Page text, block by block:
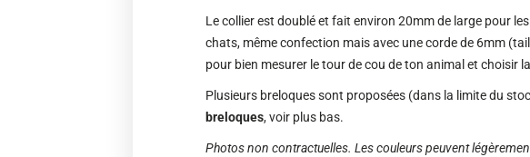
Le collier est doublé et fait environ 20mm de large pour
chats, même confection mais avec une corde de 6mm
pour bien mesurer le tour de cou de ton animal et choisir
Plusieurs breloques sont proposées (dans la limite du
breloques, voir plus bas.
Photos non contractuelles. Les couleurs peuvent